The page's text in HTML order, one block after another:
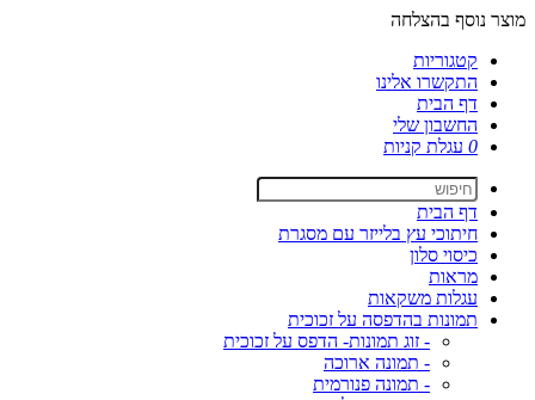
מוצר נוסף בהצלחה
קטגוריות
התקשרו אלינו
דף הבית
החשבון שלי
0 עגלת קניות
דף הבית
חיתוכי עץ בלייזר עם מסגרת
כיסוי סלון
מראות
עגלות משקאות
תמונות בהדפסה על זכוכית
- זוג תמונות- הדפס על זכוכית
- תמונה ארוכה
- תמונה פנורמית